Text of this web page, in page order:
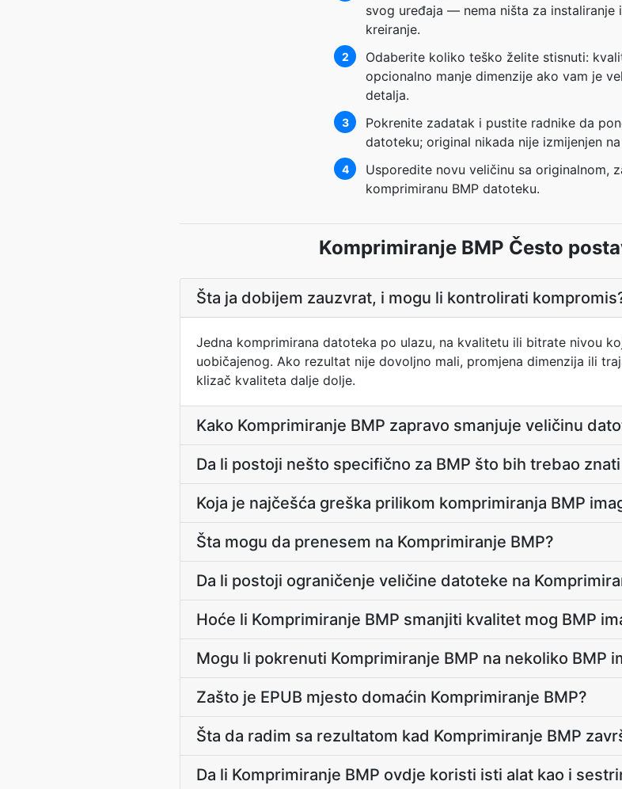
svog uređaja — nema ništa za instaliranje
kreiranje.
2
Odaberite koliko teško želite stisnuti:
opcionalno manje dimenzije ako vam je
detalja.
3
Pokrenite zadatak i pustite radnike da
datoteku; original nikada nije izmijenjen
4
Usporedite novu veličinu sa originalnom,
komprimiranu BMP datoteku.
Komprimiranje BMP Često
Šta ja dobijem zauzvrat, i mogu li kontrolirati
Jedna komprimirana datoteka po ulazu, na kvalitetu ili bitrate nivou
uobičajenog. Ako rezultat nije dovoljno mali, promjena dimenzija ili
klizač kvaliteta dalje dolje.
Kako Komprimiranje BMP zapravo smanjuje veličinu
Da li postoji nešto specifično za BMP što bih trebao
Koja je najčešća greška prilikom komprimiranja BMP
Šta mogu da prenesem na Komprimiranje BMP?
Da li postoji ograničenje veličine datoteke na
Hoće li Komprimiranje BMP smanjiti kvalitet mog BMP
Mogu li pokrenuti Komprimiranje BMP na nekoliko BMP
Zašto je EPUB mjesto domaćin Komprimiranje BMP?
Šta da radim sa rezultatom kad Komprimiranje BMP
Da li Komprimiranje BMP ovdje koristi isti alat kao i